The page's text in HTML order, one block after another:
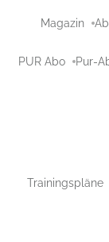
Magazin
PUR Abo Pur-
Trainingspläne